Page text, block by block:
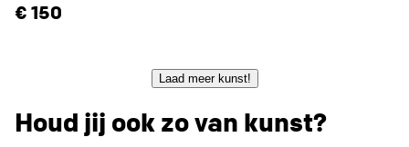
150
Laad meer kunst!
Houd jij ook zo van kunst?